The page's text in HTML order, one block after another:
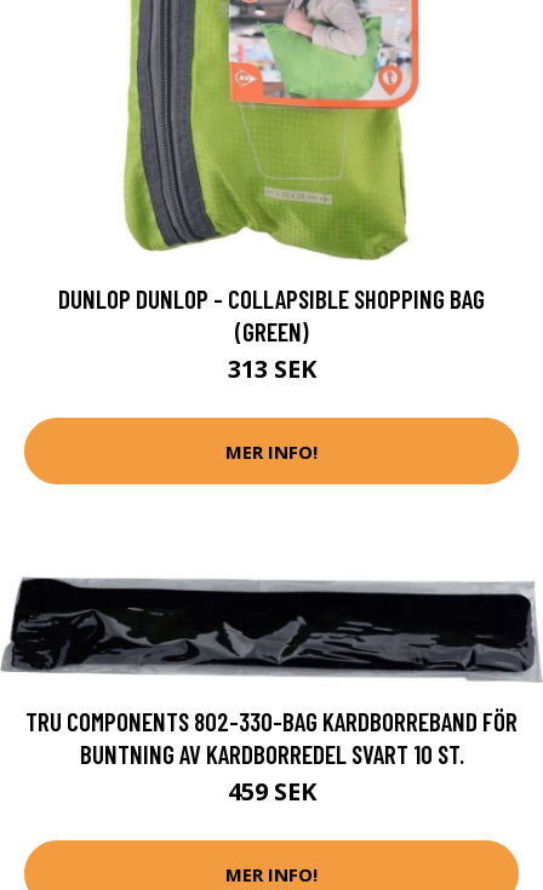
DUNLOP DUNLOP - COLLAPSIBLE SHOPPING BAG
(GREEN)
313 SEK
MER INFO!
TRU COMPONENTS 802-330-BAG KARDBORREBAND FÖR
BUNTNING AV KARDBORREDEL SVART 10 ST.
459 SEK
MER INFO!